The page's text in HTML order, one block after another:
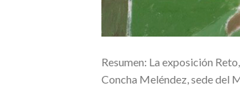
Resumen: La exposición
Concha Meléndez, sede del